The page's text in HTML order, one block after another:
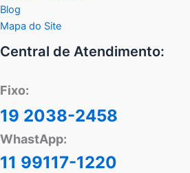
Blog
Mapa do Site
Central de Atendimento:
Fixo:
19 2038-2458
WhastApp:
11 99117-1220